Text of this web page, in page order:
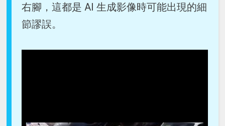
右腳，這都是 AI 生成影像時可能出現的細
節謬誤。